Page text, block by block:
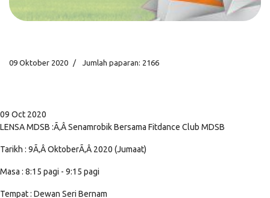
09 Oktober 2020 Jumlah paparan: 2166
09 Oct 2020
LENSA MDSB :Ã‚Â Senamrobik Bersama Fitdance Club MDSB
Tarikh : 9Ã‚Â OktoberÃ‚Â 2020 (Jumaat)
Masa : 8:15 pagi - 9:15 pagi
Tempat : Dewan Seri Bernam